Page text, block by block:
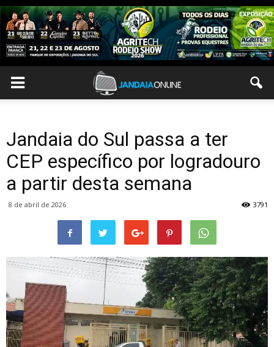
Jandaia do Sul passa a ter
CEP específico por logradouro
a partir desta semana
8 de abril de 2026 3791